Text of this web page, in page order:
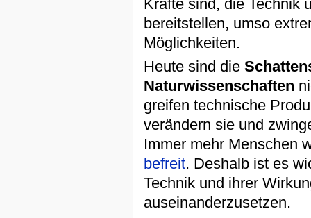
Kräfte sind, die Technik
bereitstellen, umso
Möglichkeiten.
Heute sind die
Naturwissenschaften
greifen technische
verändern sie und
Immer mehr Menschen
befreit. Deshalb ist es
Technik und ihrer
auseinanderzusetzen.